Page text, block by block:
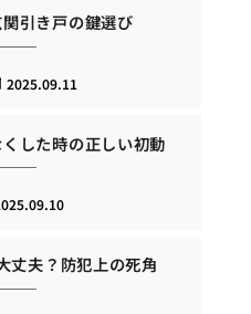
引き戸の鍵選び
2025.09.11
した時の正しい初動
丈夫？防犯上の死角